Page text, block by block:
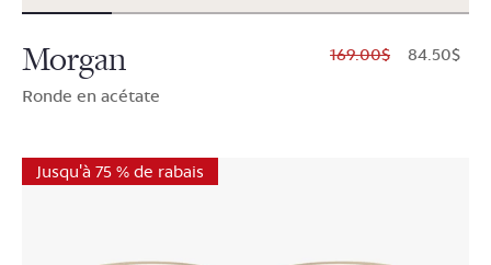
Morgan
Ronde en acétate
$169.00 $84.50
Jusqu'à 75 % de rabais